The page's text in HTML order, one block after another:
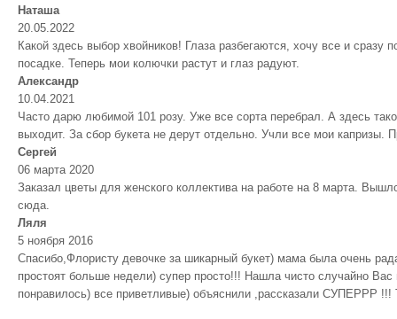
Наташа
20.05.2022
Какой здесь выбор хвойников! Глаза разбегаются, хочу все и
посадке. Теперь мои колючки растут и глаз радуют.
Александр
10.04.2021
Часто дарю любимой 101 розу. Уже все сорта перебрал. А здесь
выходит. За сбор букета не дерут отдельно. Учли все мои
Сергей
06 марта 2020
Заказал цветы для женского коллектива на работе на 8 марта.
сюда.
Ляля
5 ноября 2016
Спасибо,Флористу девочке за шикарный букет) мама была очень
простоят больше недели) супер просто!!! Нашла чисто случайно
понравилось) все приветливые) объяснили ,рассказали СУПЕРРР